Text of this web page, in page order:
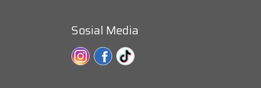
Sosial Media